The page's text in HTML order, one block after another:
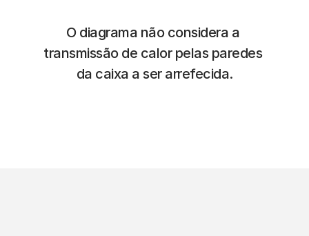
O diagrama não considera a
transmissão de calor pelas paredes
da caixa a ser arrefecida.